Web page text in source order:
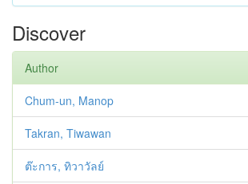
Discover
Author
Chum-un, Manop
Takran, Tiwawan
ต๊ะการ, ทิวาวัลย์